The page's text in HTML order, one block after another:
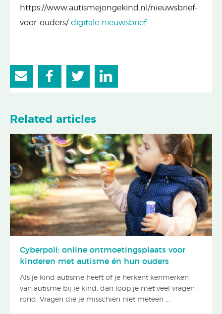
https://www.autismejongekind.nl/nieuwsbrief-
voor-ouders/ digitale nieuwsbrief.
Related articles
Cyberpoli: online ontmoetingsplaats voor
kinderen met autisme én hun ouders
Als je kind autisme heeft of je herkent kenmerken
van autisme bij je kind, dan loop je met veel vragen
rond. Vragen die je misschien niet meteen ...